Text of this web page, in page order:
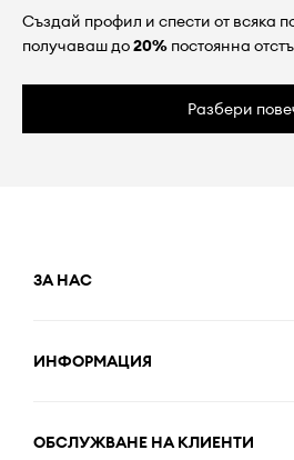
Създай профил и спести от всяка
получаваш до20% постоянна
Разбери
ЗА НАС
ИНФОРМАЦИЯ
ОБСЛУЖВАНЕ НА КЛИЕНТИ